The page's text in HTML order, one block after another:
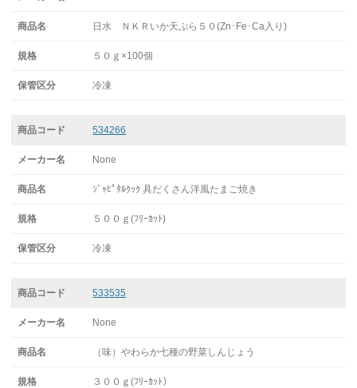
日水 ＮＫＲいか天ぷら５０(Zn･Fe･Ca入り)
５０ｇ×100個
冷凍
534266
None
ｼﾞｬﾋﾟﾀﾙｸｯｸ 具だくさん洋風たまご焼き
５００ｇ(ﾌﾘｰｶｯﾄ)
冷凍
533535
None
（味）やわらか七種の野菜しんじょう
３００ｇ(ﾌﾘｰｶｯﾄ）